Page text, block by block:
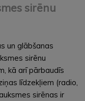
sirēnu
un glābšanas
sirēnu
kā arī pārbaudīs
līdzekļiem (radio,
sirēnas ir